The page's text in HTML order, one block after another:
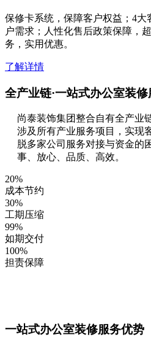
保修卡系统，保障客户权益；4
户需求；人性化售后政策保障，
务，实用优惠。
了解详情
全产业链·一站式办公室装修
尚泰装饰集团整合自有全产业
涉及所有产业服务项目，实现
脱多家公司服务对接与资金的
事、放心、品质、高效。
20%
成本节约
30%
工期压缩
99%
如期交付
100%
担责保障
一站式办公室装修服务优势